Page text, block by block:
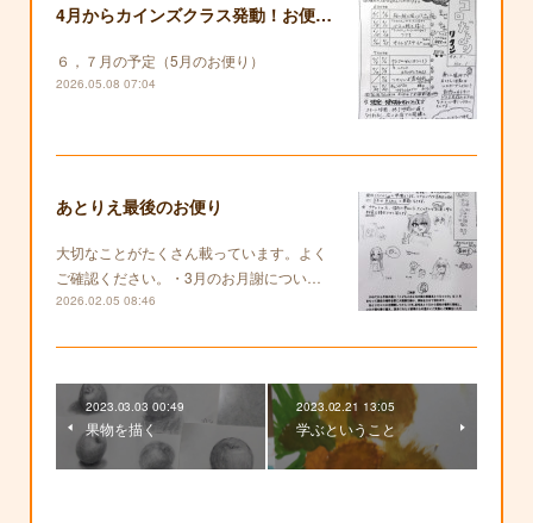
4月からカインズクラス発動！お便りも復活します！
６，７月の予定（5月のお便り）
2026.05.08 07:04
あとりえ最後のお便り
大切なことがたくさん載っています。よく
ご確認ください。・3月のお月謝につい…
2026.02.05 08:46
2023.03.03 00:49
果物を描く
2023.02.21 13:05
学ぶということ